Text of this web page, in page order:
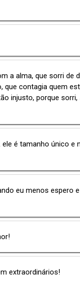
a alma, que sorri de
que contagia quem
injusto, porque sorri,
é tamanho único e
eu menos espero
extraordinários!